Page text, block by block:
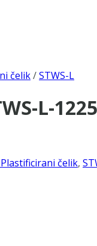
čelik/STWS-L
L-
čelik,